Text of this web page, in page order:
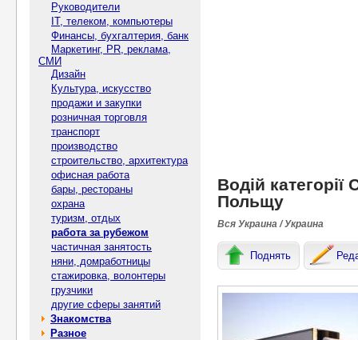
Руководители
IT, телеком, компьютеры
Финансы, бухгалтерия, банк
Маркетинг, PR, реклама,
СМИ
Дизайн
Культура, искусство
продажи и закупки
розничная торговля
транспорт
производство
строительство, архитектура
офисная работа
бары, рестораны
охрана
туризм, отдых
работа за рубежом
частичная занятость
няни, домработницы
стажировка, волонтеры
грузчики
другие сферы занятий
Знакомства
Разное
Водій
Польщу
Вся Украина / Украина
Поднять